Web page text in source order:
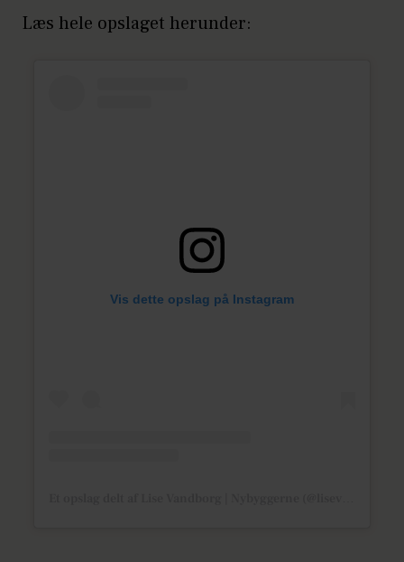
Læs hele opslaget herunder:
Vis dette opslag på Instagram